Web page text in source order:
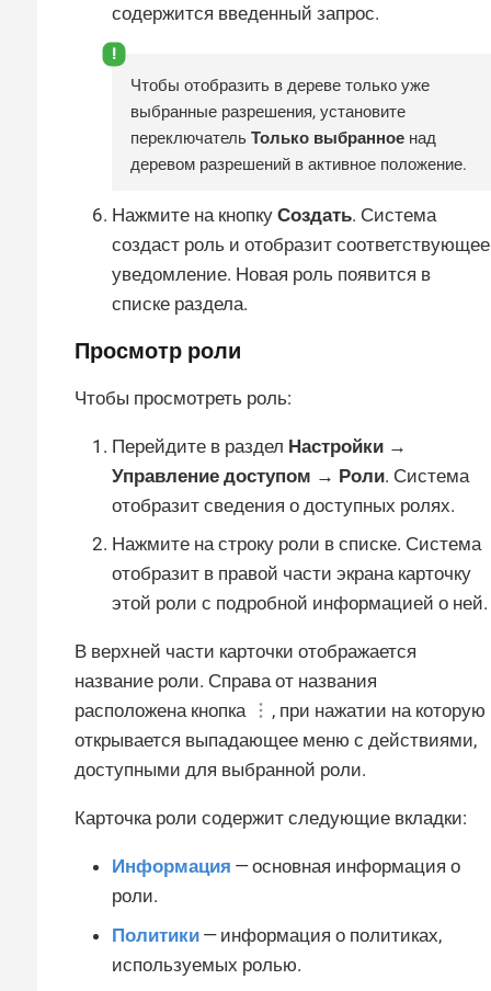
содержится введенный запрос.
Чтобы отобразить в дереве только уже
выбранные разрешения, установите
переключатель Только выбранное над
деревом разрешений в активное положение.
Нажмите на кнопку Создать. Система
создаст роль и отобразит соответствующее
уведомление. Новая роль появится в
списке раздела.
Просмотр роли
Чтобы просмотреть роль:
Перейдите в раздел Настройки →
Управление доступом → Роли. Система
отобразит сведения о доступных ролях.
Нажмите на строку роли в списке. Система
отобразит в правой части экрана карточку
этой роли с подробной информацией о ней.
В верхней части карточки отображается
название роли. Справа от названия
расположена кнопка
, при нажатии на которую
открывается выпадающее меню с действиями,
доступными для выбранной роли.
Карточка роли содержит следующие вкладки:
Информация — основная информация о
роли.
Политики — информация о политиках,
используемых ролью.